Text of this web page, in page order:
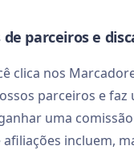
parceiros e
clica nos
parceiros e faz
uma
incluem,